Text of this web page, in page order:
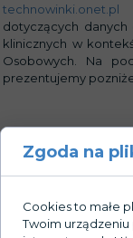
technowinki.onet.pl
dotyczących
klinicznych w
Osobowych. Na
prezentujemy
Zgoda na
Cookies to małe
Twoim